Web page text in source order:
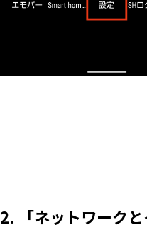
2. 「ネットワークと